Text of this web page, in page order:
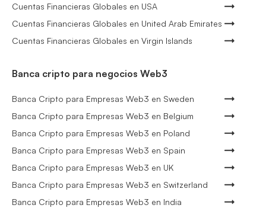
Cuentas Financieras Globales en USA
Cuentas Financieras Globales en United Arab Emirates
Cuentas Financieras Globales en Virgin Islands
Banca cripto para negocios Web3
Banca Cripto para Empresas Web3 en Sweden
Banca Cripto para Empresas Web3 en Belgium
Banca Cripto para Empresas Web3 en Poland
Banca Cripto para Empresas Web3 en Spain
Banca Cripto para Empresas Web3 en UK
Banca Cripto para Empresas Web3 en Switzerland
Banca Cripto para Empresas Web3 en India